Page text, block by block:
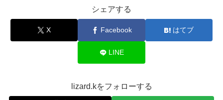
シェアする
X Facebook はてブ
LINE
lizard.kをフォローする